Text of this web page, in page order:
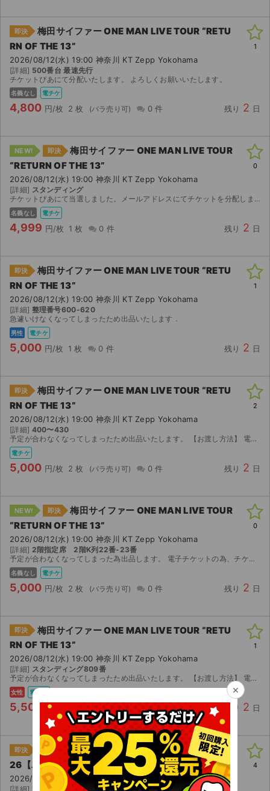
即決
梅田サイファー ONE MAN LIVE TOUR “RETU
RN OF THE 13”
2026/08/12(水) 19:00 神奈川 KT Zepp Yokohama
[詳細] 500番台 最速先行
チケットぴあにて分配いたします。 よろしくお願いいたします。
名義なし 電チケ
4,800 円/枚 2 枚 0 件 残り 2 日
1
NEW! 即決
梅田サイファー ONE MAN LIVE TOUR
“RETURN OF THE 13”
2026/08/12(水) 19:00 神奈川 KT Zepp Yokohama
[詳細] スタンディング
チケットぴあにて当選しました。メールアドレスにてチケットを分配しますのでメールアドレスの提示をお願いします。
名義なし 電チケ
4,999 円/枚 1 枚 0 件 残り 2 日
0
即決
梅田サイファー ONE MAN LIVE TOUR “RETU
RN OF THE 13”
2026/08/12(水) 19:00 神奈川 KT Zepp Yokohama
[詳細] 整理番号600-620
急遽いけなくなってしまったため出品いたします．
男性 電チケ
5,000 円/枚 1 枚 0 件 残り 2 日
1
即決
梅田サイファー ONE MAN LIVE TOUR “RETU
RN OF THE 13”
2026/08/12(水) 19:00 神奈川 KT Zepp Yokohama
[詳細] 400〜430
予定が合わなくなってしまったため出品いたします。 【お渡し方法】 電子チケット（チケットぴあ）にて分配いたします。 取引連絡にてURLをお送りします。 【注意事項】 取引確定後のキャン...
電チケ
5,000 円/枚 2 枚 0 件 残り 2 日
2
NEW! 即決
梅田サイファー ONE MAN LIVE TOUR
“RETURN OF THE 13”
2026/08/12(水) 19:00 神奈川 KT Zepp Yokohama
[詳細] 2階指定席 2階K列22番-23番
予定が合わなくなってしまった為出品します。 電子チケットの為、チケットぴあで分配させていただきます。
名義なし 電チケ
5,000 円/枚 2 枚 0 件 残り 2 日
0
即決
梅田サイファー ONE MAN LIVE TOUR “RETU
RN OF THE 13”
2026/08/12(水) 19:00 神奈川 KT Zepp Yokohama
[詳細] スタンディング809番
予定が合わなくなってしまったため出品いたします。 【お渡し方法】 電子チケット（チケットぴあ）にて分配いたします。 取引連絡にてURLをお送りします。 電子チケット、お取引様のお名前で入場で...
女性 電チケ
5,500 円/枚 1 枚 0 件 残り 2 日
1
即決
SPACE SHOWER SWEET LOVE SHOWER 20
26【単日券】
2026/08/28(金) 10:00 山梨 山中湖交流プラザきらら
[詳細] 17:15 以降リストバンド手渡し
4
×